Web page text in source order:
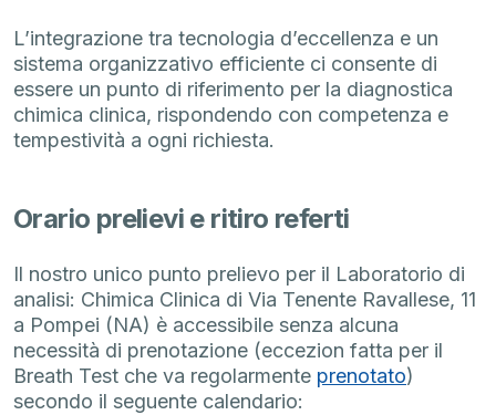
L’integrazione tra tecnologia d’eccellenza e un
sistema organizzativo efficiente ci consente di
essere un punto di riferimento per la diagnostica
chimica clinica, rispondendo con competenza e
tempestività a ogni richiesta.
Orario prelievi e ritiro referti
Il nostro unico punto prelievo per il Laboratorio di
analisi: Chimica Clinica di Via Tenente Ravallese, 11
a Pompei (NA) è accessibile senza alcuna
necessità di prenotazione (eccezion fatta per il
Breath Test che va regolarmente prenotato)
secondo il seguente calendario: